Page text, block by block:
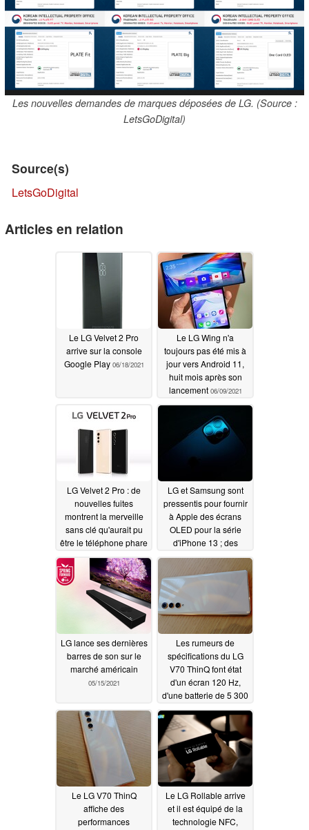
Les nouvelles demandes de marques déposées de LG. (Source :
LetsGoDigital)
Source(s)
LetsGoDigital
Articles en relation
Le LG Velvet 2 Pro
arrive sur la console
Google Play 06/18/2021
Le LG Wing n'a
toujours pas été mis à
jour vers Android 11,
huit mois après son
lancement 06/09/2021
LG Velvet 2 Pro : de
nouvelles fuites
montrent la merveille
sans clé qu'aurait pu
être le téléphone phare
06/06/2021
LG et Samsung sont
pressentis pour fournir
à Apple des écrans
OLED pour la série
d'iPhone 13 ; des
panneaux 120 Hz et
LTPO sont déjà en
production
LG lance ses dernières
barres de son sur le
marché américain
05/15/2021
Les rumeurs de
spécifications du LG
V70 ThinQ font état
d'un écran 120 Hz,
d'une batterie de 5 300
mAh et d'une charge
de 45 W
04/29/2021
Le LG V70 ThinQ
affiche des
performances
Le LG Rollable arrive
et il est équipé de la
technologie NFC,